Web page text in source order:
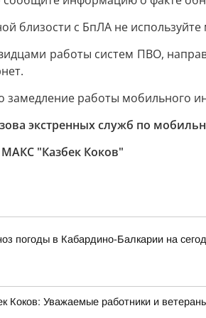
близости с БпЛА не
работы систем ПВО,
работы мобильного
экстренных служб по
"Казбек Коков"
погоды в Кабардино-Балкарии на
Коков: Уважаемые работники и